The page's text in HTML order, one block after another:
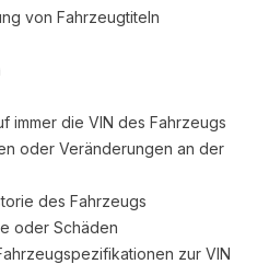
von Fahrzeugtiteln
immer die VIN des Fahrzeugs
oder Veränderungen an der
des Fahrzeugs
oder Schäden
zur VIN